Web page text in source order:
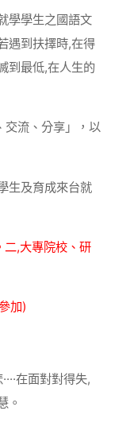
學學生之國語文
遇到扶擇時,在得
到最低,在人生的
交流、分享」，以
生及育成來台就
二,大專院校、研
加)
在面對對得失,
。